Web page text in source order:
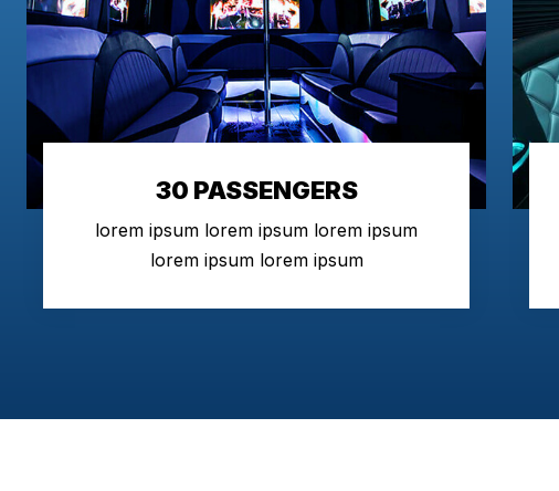
30 PASSENGERS
lorem ipsum lorem ipsum lorem ipsum
lorem ipsum lorem ipsum